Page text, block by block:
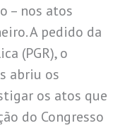
– nos atos
A pedido da
(PGR), o
abriu os
os atos que
do Congresso